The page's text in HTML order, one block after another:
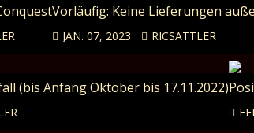
Vorläufig: Keine Lieferungen
JAN. 07, 2023 RICSATTLER
(bis Anfang Oktober bis 17.11.2022)